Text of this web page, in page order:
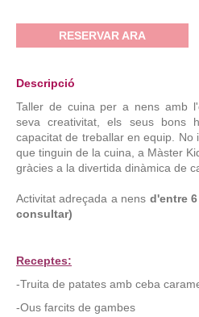
RESERVAR ARA
Descripció
Taller de cuina per a nens amb
seva creativitat, els seus bons
capacitat de treballar en equip. No
que tinguin de la cuina, a Màster
gràcies a la divertida dinàmica de
Activitat adreçada a nens d'entre
consultar)
Receptes:
-Truita de patates amb ceba
-Ous farcits de gambes